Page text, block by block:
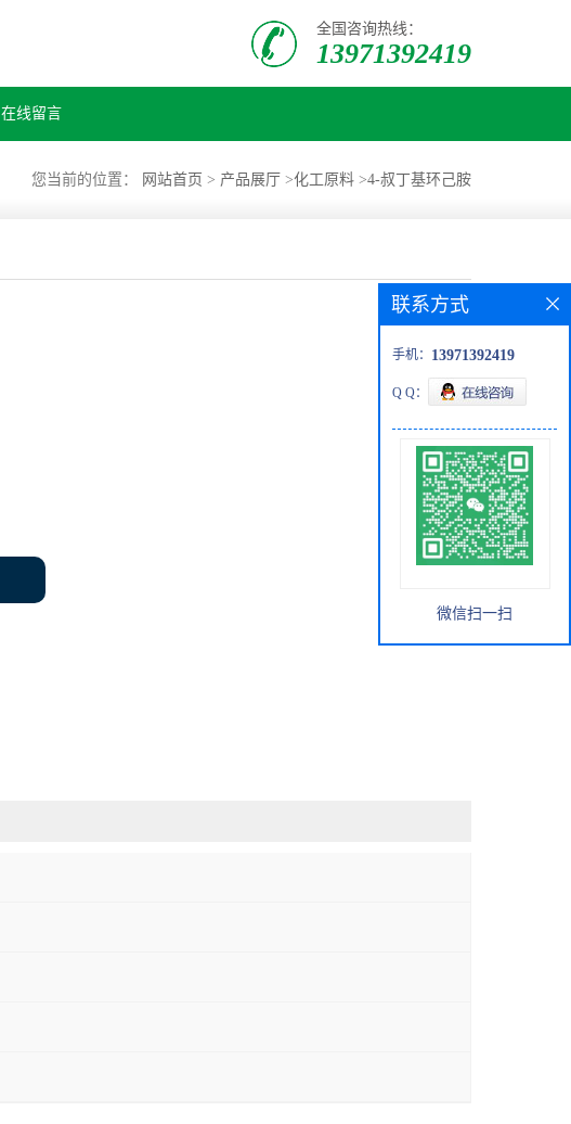
全国咨询热线：
13971392419
在线留言
您当前的位置： 网站首页 > 产品展厅 >化工原料 >4-叔丁基环己胺
联系方式
手机： 13971392419
Q Q：
微信扫一扫